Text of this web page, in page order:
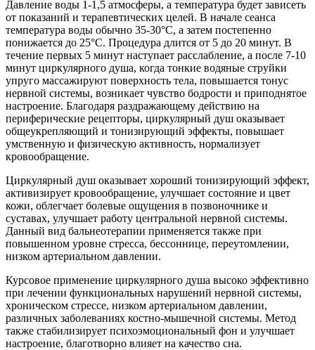
Давление воды 1-1,5 атмосферы, а температура будет зависеть
от показаний и терапевтических целей. В начале сеанса
температура воды обычно 35-30°С, а затем постепенно
понижается до 25°С. Процедура длится от 5 до 20 минут. В
течение первых 5 минут наступает расслабление, а после 7-10
минут циркулярного душа, когда тонкие водяные струйки
упруго массажируют поверхность тела, повышается тонус
нервной системы, возникает чувство бодрости и приподнятое
настроение. Благодаря раздражающему действию на
периферические рецепторы, циркулярный душ оказывает
общеукрепляющий и тонизирующий эффекты, повышает
умственную и физическую активность, нормализует
кровообращение.
Циркулярный душ оказывает хороший тонизирующий эффект,
активизирует кровообращение, улучшает состояние и цвет
кожи, облегчает болевые ощущения в позвоночнике и
суставах, улучшает работу центральной нервной системы.
Данный вид бальнеотерапии применяется также при
повышенном уровне стресса, бессоннице, переутомлении,
низком артериальном давлении.
Курсовое применение циркулярного душа высоко эффективно
при лечении функциональных нарушений нервной системы,
хроническом стрессе, низком артериальном давлении,
различных заболеваниях костно-мышечной системы. Метод
также стабилизирует психоэмоциональный фон и улучшает
настроение, благотворно влияет на качество сна.